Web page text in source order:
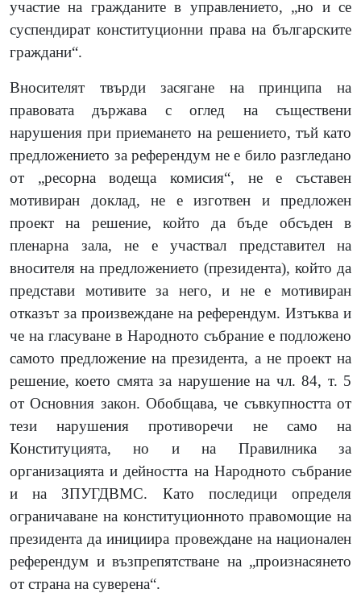
участие на гражданите в управлението, „но и се
суспендират конституционни права на българските
граждани“.
Вносителят твърди засягане на принципа на
правовата държава с оглед на съществени
нарушения при приемането на решението, тъй като
предложението за референдум не е било разгледано
от „ресорна водеща комисия“, не е съставен
мотивиран доклад, не е изготвен и предложен
проект на решение, който да бъде обсъден в
пленарна зала, не е участвал представител на
вносителя на предложението (президента), който да
представи мотивите за него, и не е мотивиран
отказът за произвеждане на референдум. Изтъква и
че на гласуване в Народното събрание е подложено
самото предложение на президента, а не проект на
решение, което смята за нарушение на чл. 84, т. 5
от Основния закон. Обобщава, че съвкупността от
тези нарушения противоречи не само на
Конституцията, но и на Правилника за
организацията и дейността на Народното събрание
и на ЗПУГДВМС. Като последици определя
ограничаване на конституционното правомощие на
президента да инициира провеждане на национален
референдум и възпрепятстване на „произнасянето
от страна на суверена“.